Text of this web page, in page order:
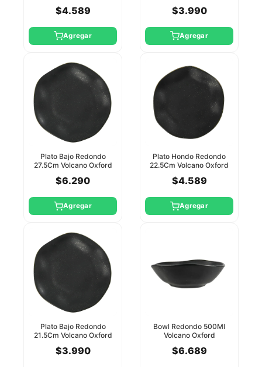
$4.589
Agregar
$3.990
Agregar
Plato Bajo Redondo
27.5Cm Volcano Oxford
$6.290
Agregar
Plato Hondo Redondo
22.5Cm Volcano Oxford
$4.589
Agregar
Plato Bajo Redondo
21.5Cm Volcano Oxford
$3.990
Bowl Redondo 500Ml
Volcano Oxford
$6.689